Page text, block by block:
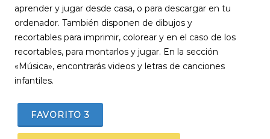
aprender y jugar desde casa, o para descargar en tu
ordenador. También disponen de dibujos y
recortables para imprimir, colorear y en el caso de los
recortables, para montarlos y jugar. En la sección
«Música», encontrarás videos y letras de canciones
infantiles.
FAVORITO3